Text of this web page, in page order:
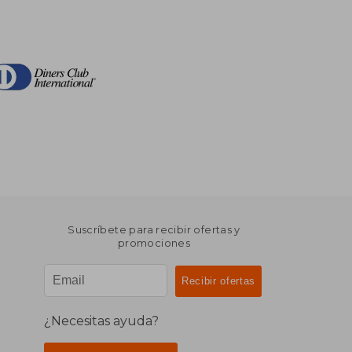
Suscríbete para recibir ofertas y
promociones
¿Necesitas ayuda?